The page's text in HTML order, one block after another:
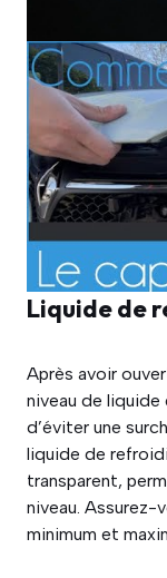
Liquide de
Après avoir
niveau de
d’éviter une
liquide de
transparent,
niveau. Assurez-
minimum et